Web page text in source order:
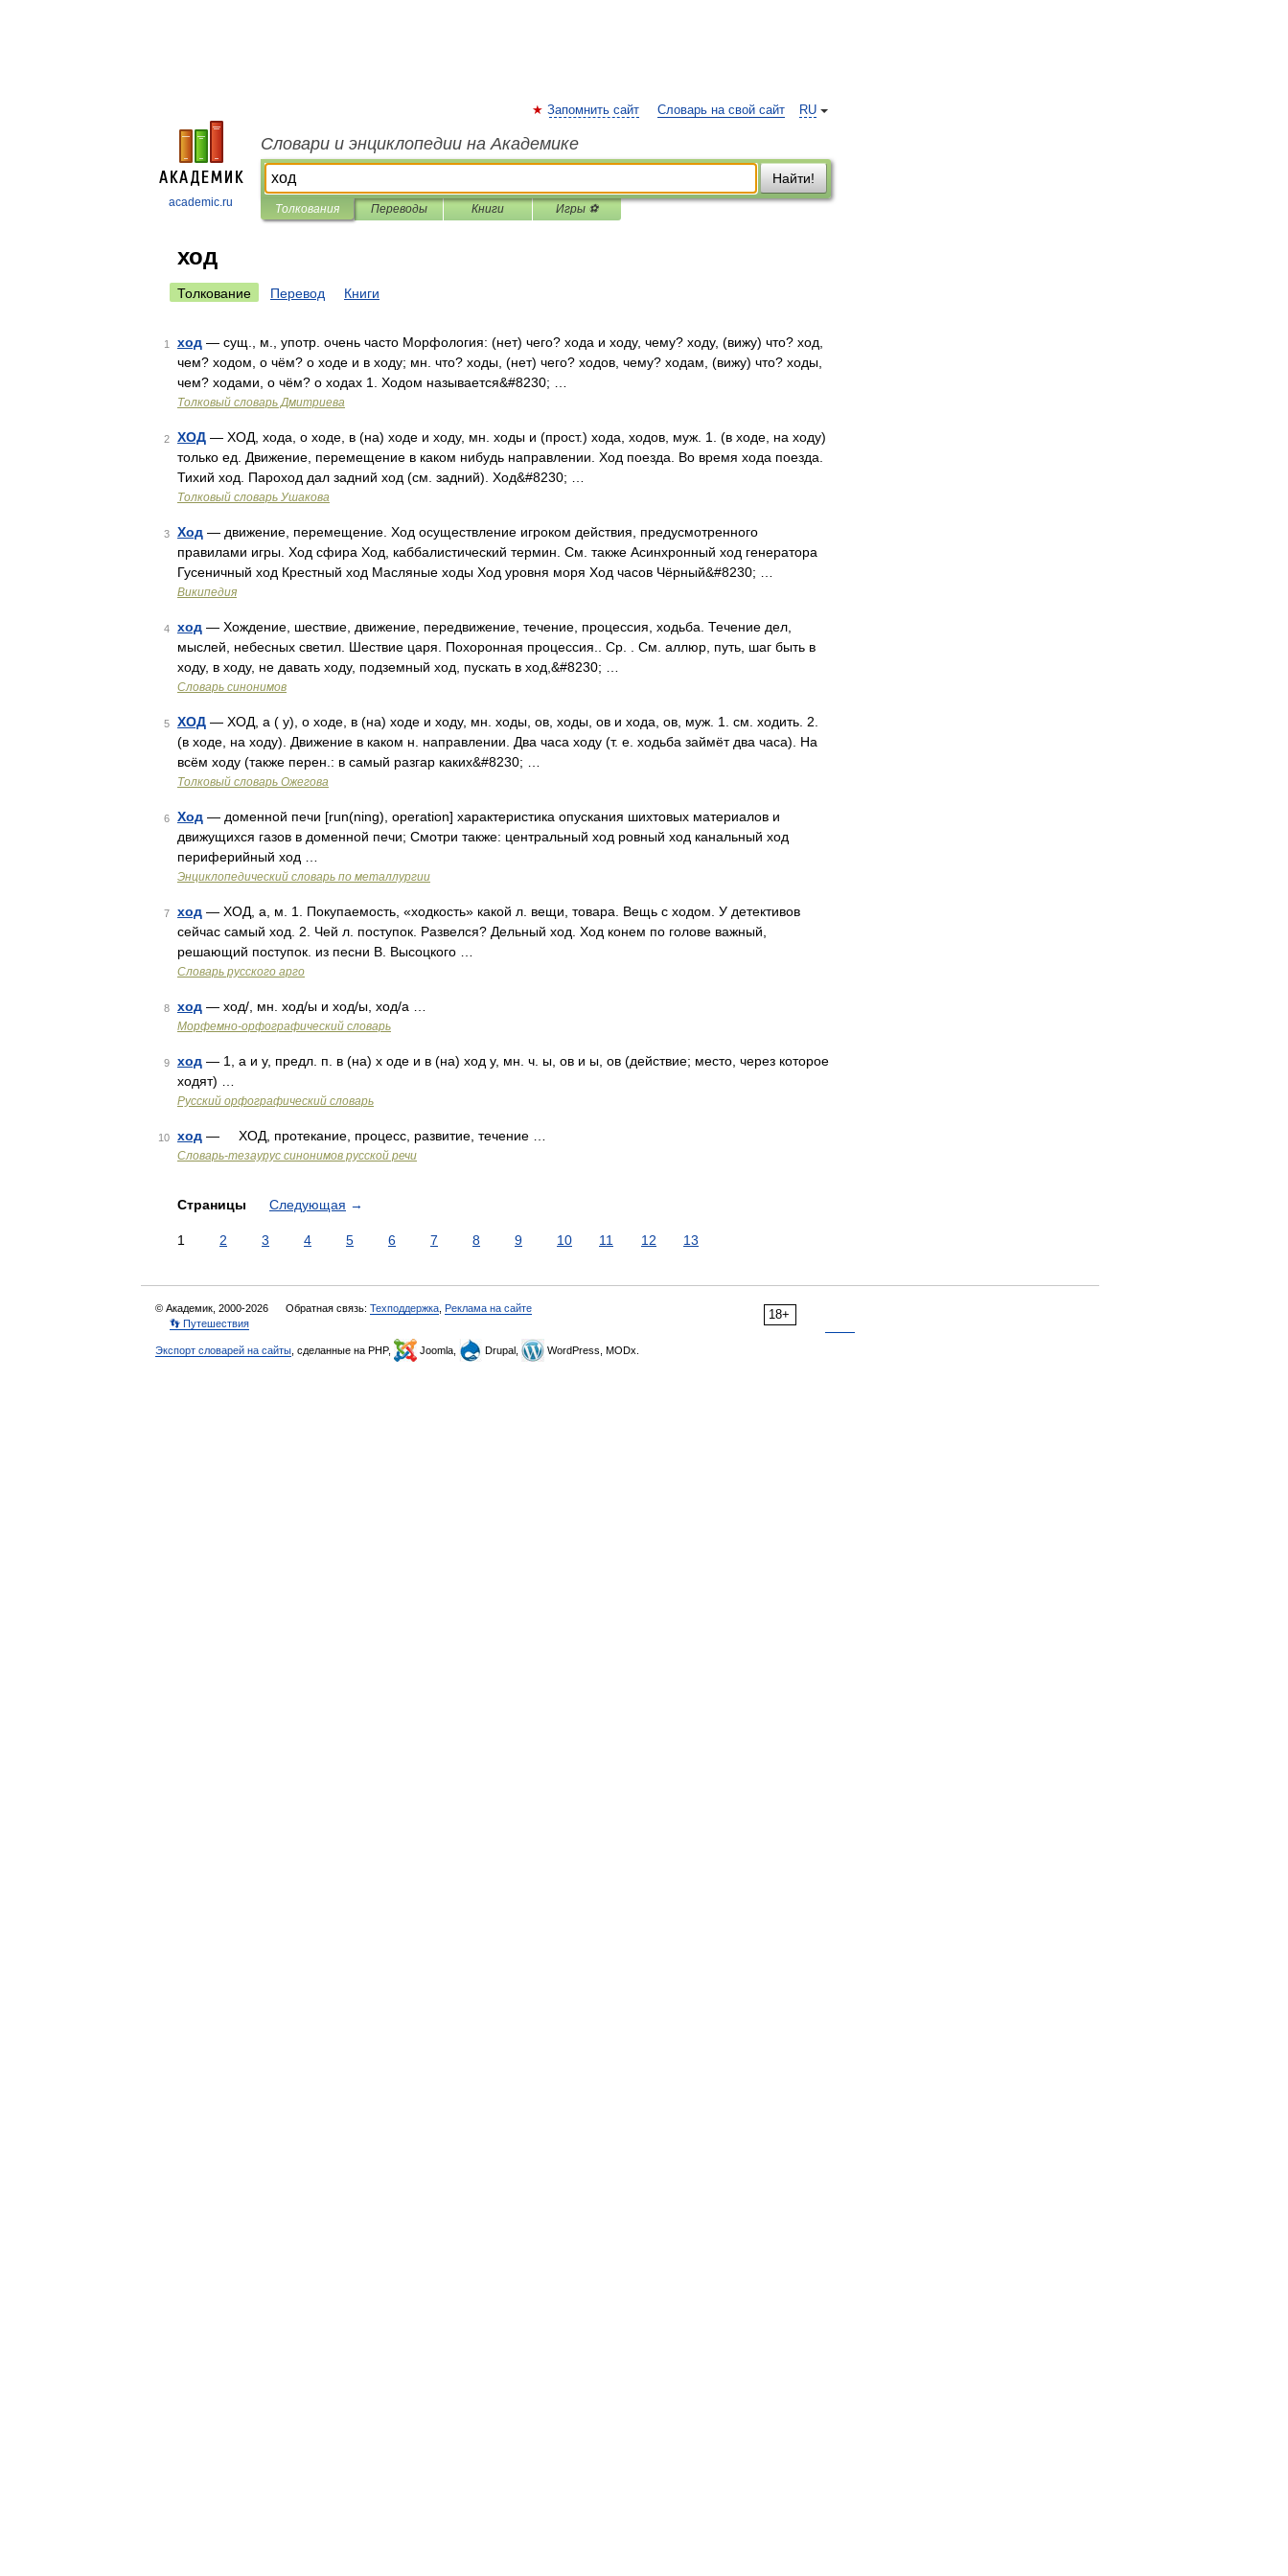
academic.ru
RU
Запомнить сайт Словарь на свой сайт
Словари и энциклопедии на Академике
Найти!
Толкования Переводы Книги Игры ⚽
ход
Толкование Перевод Книги
1 ход — сущ., м., употр. очень часто Морфология: (нет) чего? хода и ходу, чему? ходу, (вижу) что? ход,
чем? ходом, о чём? о ходе и в ходу; мн. что? ходы, (нет) чего? ходов, чему? ходам, (вижу) что? ходы,
чем? ходами, о чём? о ходах 1. Ходом называется&#8230; …
Толковый словарь Дмитриева
2 ХОД — ХОД, хода, о ходе, в (на) ходе и ходу, мн. ходы и (прост.) хода, ходов, муж. 1. (в ходе, на ходу)
только ед. Движение, перемещение в каком нибудь направлении. Ход поезда. Во время хода поезда.
Тихий ход. Пароход дал задний ход (см. задний). Ход&#8230; …
Толковый словарь Ушакова
3 Ход — движение, перемещение. Ход осуществление игроком действия, предусмотренного
правилами игры. Ход сфира Ход, каббалистический термин. См. также Асинхронный ход генератора
Гусеничный ход Крестный ход Масляные ходы Ход уровня моря Ход часов Чёрный&#8230; …
Википедия
4 ход — Хождение, шествие, движение, передвижение, течение, процессия, ходьба. Течение дел,
мыслей, небесных светил. Шествие царя. Похоронная процессия.. Ср. . См. аллюр, путь, шаг быть в
ходу, в ходу, не давать ходу, подземный ход, пускать в ход,&#8230; …
Словарь синонимов
5 ХОД — ХОД, а ( у), о ходе, в (на) ходе и ходу, мн. ходы, ов, ходы, ов и хода, ов, муж. 1. см. ходить. 2.
(в ходе, на ходу). Движение в каком н. направлении. Два часа ходу (т. е. ходьба займёт два часа). На
всём ходу (также перен.: в самый разгар каких&#8230; …
Толковый словарь Ожегова
6 Ход — доменной печи [run(ning), operation] характеристика опускания шихтовых материалов и
движущихся газов в доменной печи; Смотри также: центральный ход ровный ход канальный ход
периферийный ход …
Энциклопедический словарь по металлургии
7 ход — ХОД, а, м. 1. Покупаемость, «ходкость» какой л. вещи, товара. Вещь с ходом. У детективов
сейчас самый ход. 2. Чей л. поступок. Развелся? Дельный ход. Ход конем по голове важный,
решающий поступок. из песни В. Высоцкого …
Словарь русского арго
8 ход — ход/, мн. ход/ы и ход/ы, ход/а …
Морфемно-орфографический словарь
9 ход — 1, а и у, предл. п. в (на) х оде и в (на) ход у, мн. ч. ы, ов и ы, ов (действие; место, через которое
ходят) …
Русский орфографический словарь
10 ход — ХОД, протекание, процесс, развитие, течение …
Словарь-тезаурус синонимов русской речи
Страницы Следующая →
1 2 3 4 5 6 7 8 9 10 11 12 13
18+
© Академик, 2000-2026 Обратная связь: Техподдержка Реклама на сайте
👣 Путешествия
Экспорт словарей на сайты , сделанные на PHP, Joomla, Drupal, WordPress, MODx.